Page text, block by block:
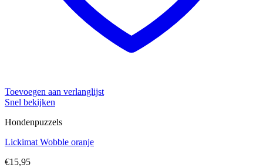
Toevoegen aan verlanglijst
Snel bekijken
Hondenpuzzels
Lickimat Wobble oranje
€15,95